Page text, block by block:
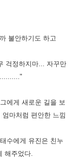
불안하기도 하고
걱정하지마... 자꾸만
에게 새로운 길을 보
엄마처럼 편안한 느낌
수에게 유진은 친누
해주었다.